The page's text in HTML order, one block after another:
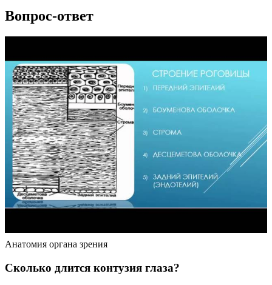
Вопрос-ответ
Анатомия органа зрения
Сколько длится контузия глаза?